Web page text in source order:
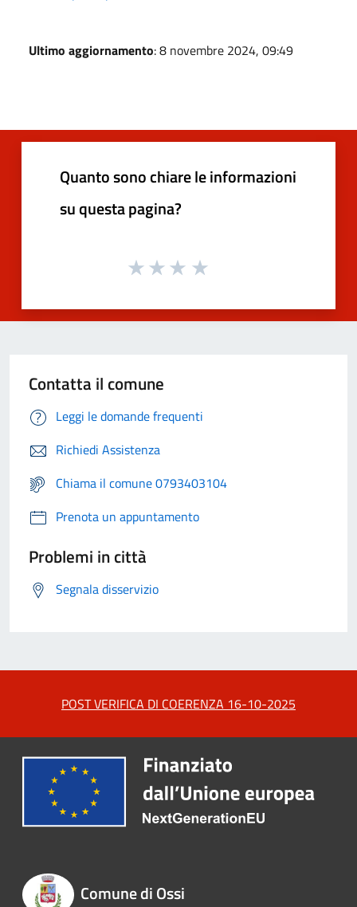
Ultimo aggiornamento: 8 novembre 2024, 09:49
Quanto sono chiare le informazioni
su questa pagina?
Contatta il comune
Leggi le domande frequenti
Richiedi Assistenza
Chiama il comune 0793403104
Prenota un appuntamento
Problemi in città
Segnala disservizio
POST VERIFICA DI COERENZA 16-10-2025
Comune di Ossi